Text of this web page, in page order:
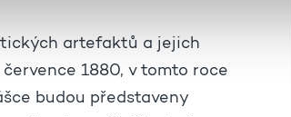
artefaktů a jejich
1880, v tomto roce
budou představeny